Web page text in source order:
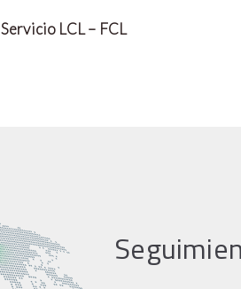
Servicio LCL – FCL